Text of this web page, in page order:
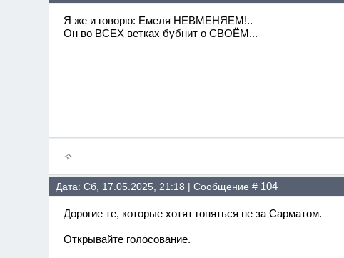
Я же и говорю: Емеля НЕВМЕНЯЕМ!..
Он во ВСЕХ ветках бубнит о СВОЁМ...
✧
Дата: Сб, 17.05.2025, 21:18 | Сообщение # 104
Дорогие те, которые хотят гоняться не за Сарматом.
Открывайте голосование.